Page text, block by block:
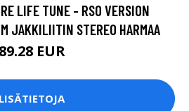
LIFE TUNE - RSO VERSION
JAKKILIITIN STEREO HARMAA
89.28 EUR
LISÄTIETOJA